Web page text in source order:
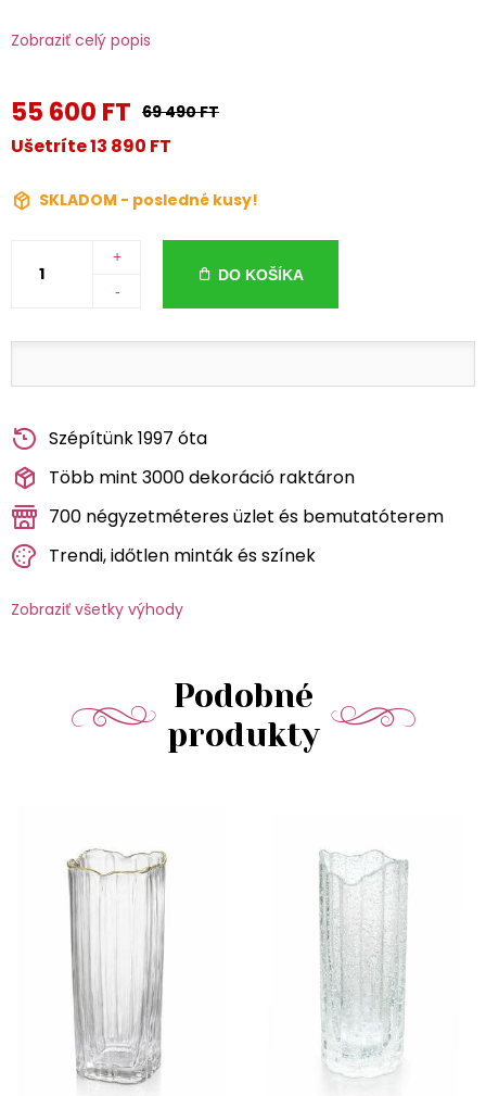
Zobraziť celý popis
55 600 FT 69 490 FT
Ušetríte 13 890 FT
SKLADOM - posledné kusy!
+
-
DO KOŠÍKA
Szépítünk 1997 óta
Több mint 3000 dekoráció raktáron
700 négyzetméteres üzlet és bemutatóterem
Trendi, időtlen minták és színek
Zobraziť všetky výhody
Podobné
produkty